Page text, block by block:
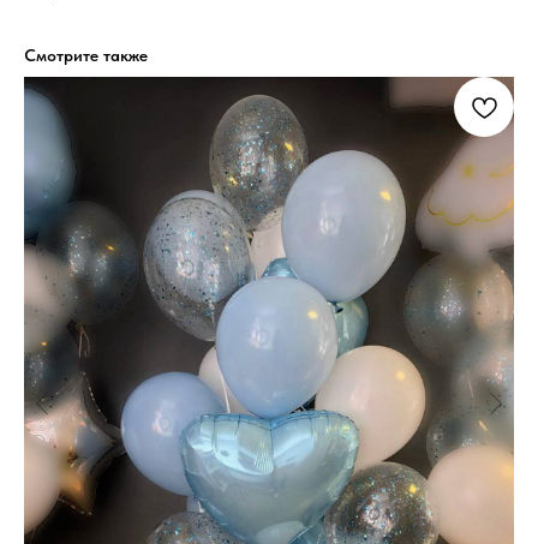
Смотрите также